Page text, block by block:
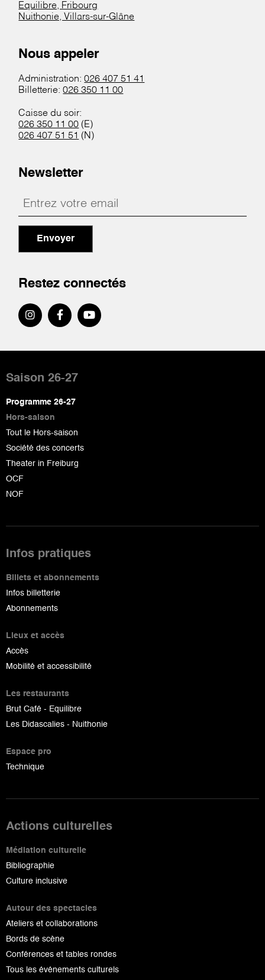
Equilibre, Fribourg
Nuithonie, Villars-sur-Glâne
Nous appeler
Administration:026 407 51 41
Billetterie:026 350 11 00
Caisse du soir:
026 350 11 00 (E)
026 407 51 51 (N)
Newsletter
Envoyer
Restez connectés
de
page
Saison 26-27
Programme 26-27
Hors-saison
Tout le Hors-saison
Société des concerts
Theater in Freiburg
OCF
NOF
Infos pratiques
Billets et abonnements
Infos billetterie
Abonnements
Lieux et accès
Accès
Mobilité et accessibilité
Les restaurants
Brut Café - Equilibre
Les Didascalies - Nuithonie
Espace pro
Technique
Actions culturelles
Médiation culturelle
Bibliographie
Culture inclusive
Autour des spectacles
Ateliers et collaborations
Bords de scène
Conférences et tables rondes
Tous les événements culturels